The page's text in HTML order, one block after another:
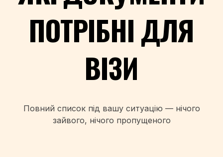
ПОТРІБНІ ДЛЯ
ВІЗИ
Повний список під вашу ситуацію — нічого
зайвого, нічого пропущеного